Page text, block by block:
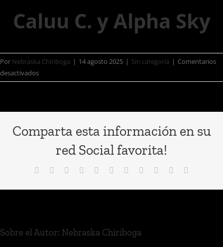
Caluu C. y Alpha Sky
Por Nebraska Chiriboga | 14 agosto 2025 | Sin categoría | Comentarios
desactivados
Comparta esta información en su
red Social favorita!
Sobre el Autor: Nebraska Chiriboga